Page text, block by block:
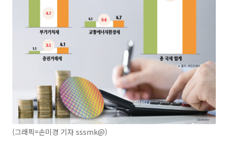
(그래픽=손미경 기자 sssmk@)